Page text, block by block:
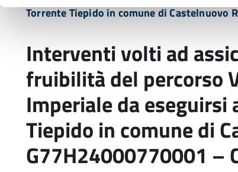
Torrente Tiepido in comune di Castelnuovo
Interventi volti ad
fruibilità del percorso
Imperiale da eseguirsi
Tiepido in comune di
G77H24000770001 –